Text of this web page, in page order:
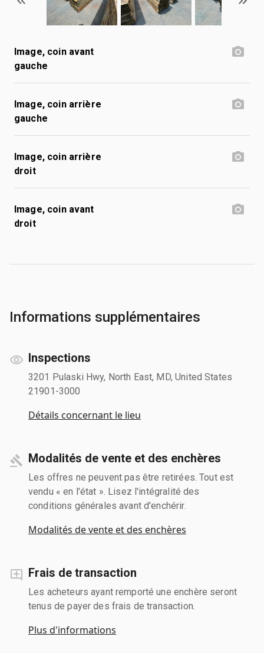
Image, coin avant
gauche
Image, coin arrière
gauche
Image, coin arrière
droit
Image, coin avant
droit
Informations supplémentaires
Inspections
3201 Pulaski Hwy, North East, MD, United States
21901-3000
Détails concernant le lieu
Modalités de vente et des enchères
Les offres ne peuvent pas être retirées. Tout est
vendu « en l'état ». Lisez l'intégralité des
conditions générales avant d'enchérir.
Modalités de vente et des enchères
Frais de transaction
Les acheteurs ayant remporté une enchère seront
tenus de payer des frais de transaction.
Plus d'informations